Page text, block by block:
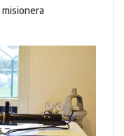
misionera